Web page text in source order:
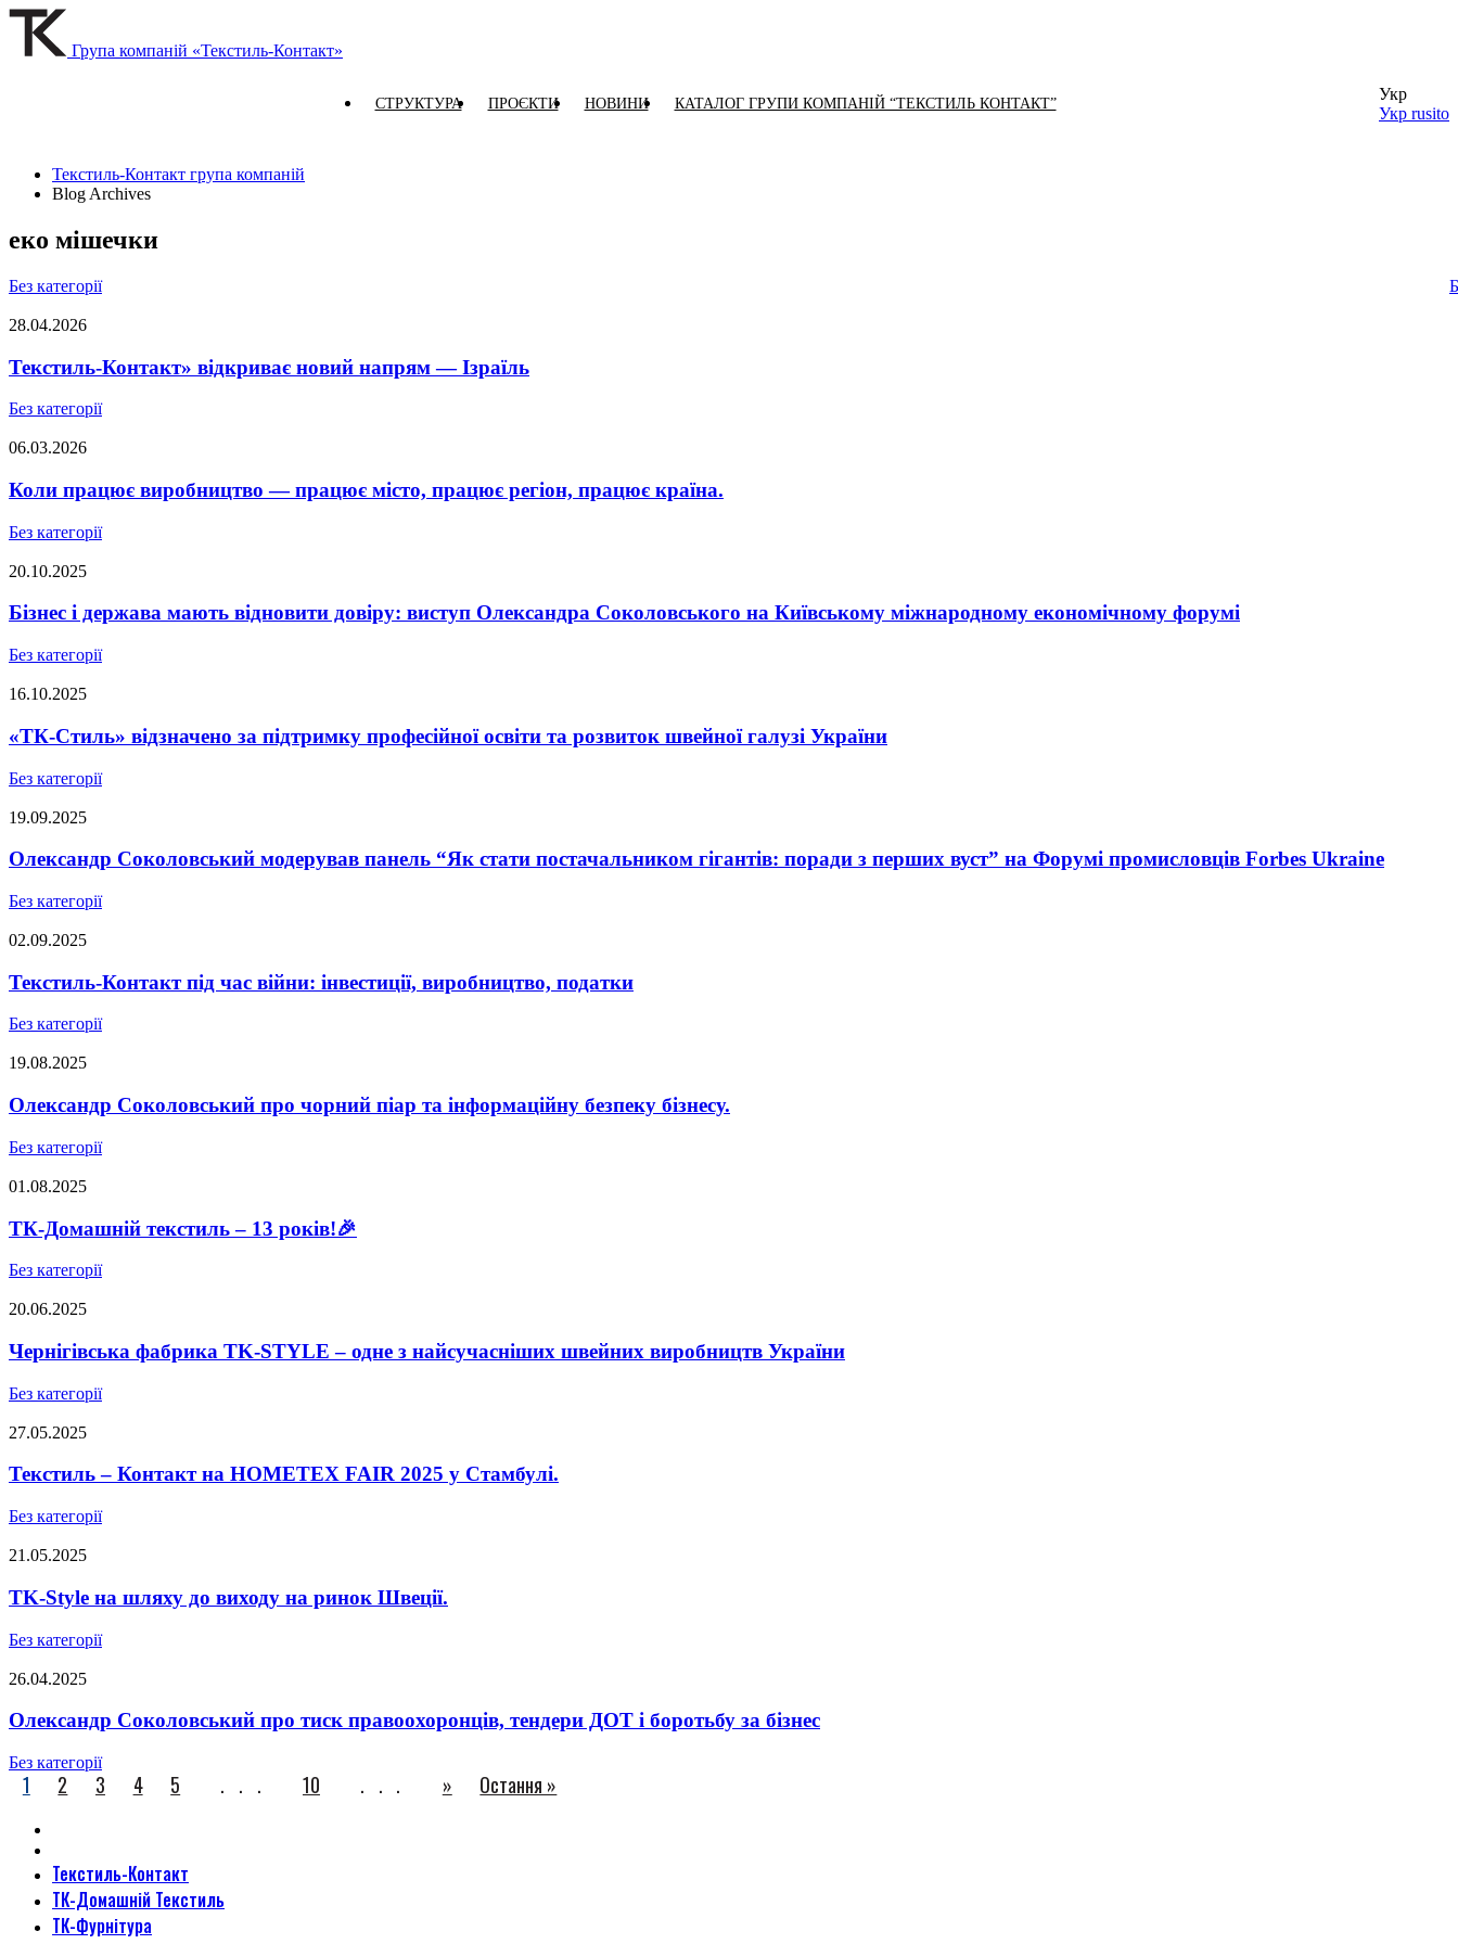
Група компаній «Текстиль-Контакт»
СТРУКТУРА ПРОЄКТИ НОВИНИ КАТАЛОГ ГРУПИ КОМПАНІЙ “ТЕКСТИЛЬ КОНТАКТ”
Укр
Укр rusito
Текстиль-Контакт група компаній
Blog Archives
еко мішечки
Без категорії
28.04.2026
Текстиль-Контакт» відкриває новий напрям — Ізраїль
Без категорії
06.03.2026
Коли працює виробництво — працює місто, працює регіон, працює країна.
Без категорії
20.10.2025
Бізнес і держава мають відновити довіру: виступ Олександра Соколовського на Київському міжнародному економічному форумі
Без категорії
16.10.2025
«ТК-Стиль» відзначено за підтримку професійної освіти та розвиток швейної галузі України
Без категорії
19.09.2025
Олександр Соколовський модерував панель “Як стати постачальником гігантів: поради з перших вуст” на Форумі промисловців Forbes Ukraine
Без категорії
02.09.2025
Текстиль-Контакт під час війни: інвестиції, виробництво, податки
Без категорії
19.08.2025
Олександр Соколовський про чорний піар та інформаційну безпеку бізнесу.
Без категорії
01.08.2025
ТК-Домашній текстиль – 13 років!🎉
Без категорії
20.06.2025
Чернігівська фабрика TK-STYLE – одне з найсучасніших швейних виробництв України
Без категорії
27.05.2025
Текстиль – Контакт на HOMETEX FAIR 2025 у Стамбулі.
Без категорії
21.05.2025
TK-Style на шляху до виходу на ринок Швеції.
Без категорії
26.04.2025
Олександр Соколовський про тиск правоохоронців, тендери ДОТ і боротьбу за бізнес
Без категорії
1 2 3 4 5 ... 10 ... » Остання »
Текстиль-Контакт
ТК-Домашній Текстиль
ТК-Фурнітура